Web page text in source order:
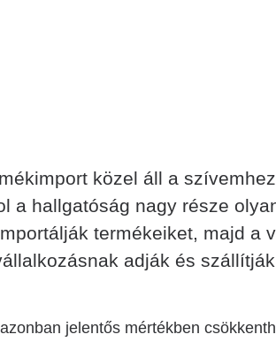
közel áll a
a hallgatóság nagy része
termékeiket, majd a
adják és
jelentős mértékben